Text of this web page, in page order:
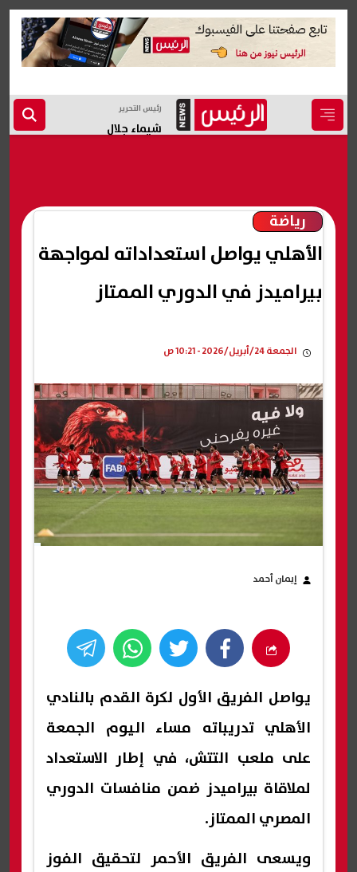
رئيس التحرير
شيماء جلال
رياضة
الأهلي يواصل استعداداته لمواجهة
بيراميدز في الدوري الممتاز
الجمعة 24/أبريل/2026 - 10:21 ص
إيمان أحمد
يواصل الفريق الأول لكرة القدم بالنادي
الأهلي تدريباته مساء اليوم الجمعة
على ملعب التتش، في إطار الاستعداد
لملاقاة بيراميدز ضمن منافسات الدوري
المصري الممتاز.
ويسعى الفريق الأحمر لتحقيق الفوز